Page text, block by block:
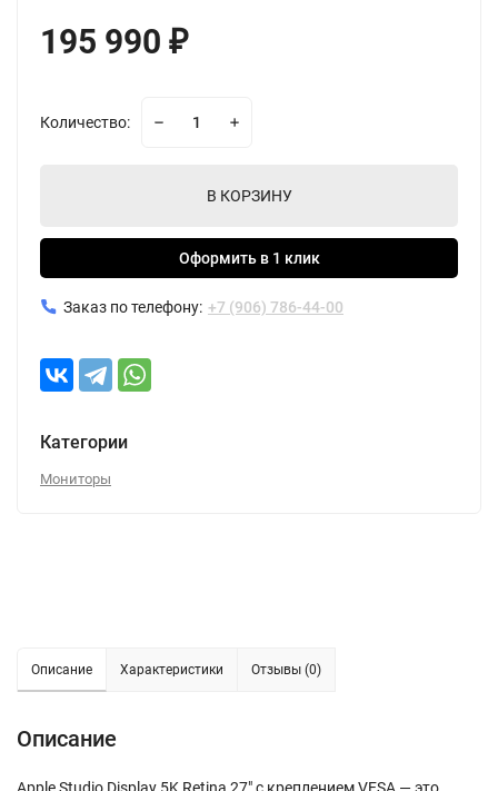
195 990 ₽
Количество:
В КОРЗИНУ
Оформить в 1 клик
Заказ по телефону: +7 (906) 786-44-00
Категории
Мониторы
Описание Характеристики Отзывы (0)
Описание
Apple Studio Display 5K Retina 27" с креплением VESA — это